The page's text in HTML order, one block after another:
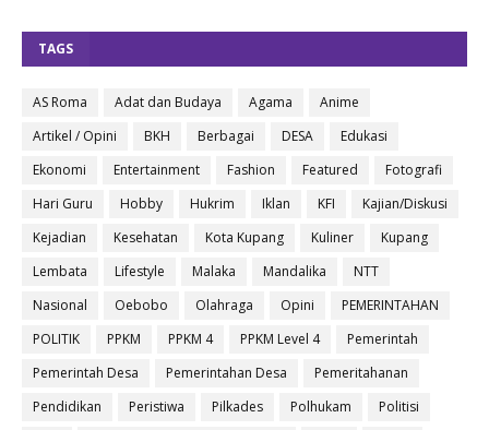
TAGS
AS Roma Adat dan Budaya Agama
Anime
Artikel / Opini
BKH Berbagai DESA
Edukasi
Ekonomi
Entertainment Fashion Featured
Fotografi
Hari Guru
Hobby Hukrim Iklan KFI
Kajian/Diskusi
Kejadian
Kesehatan Kota Kupang Kuliner
Kupang
Lembata
Lifestyle Malaka Mandalika
NTT
Nasional
Oebobo Olahraga Opini
PEMERINTAHAN
POLITIK
PPKM PPKM 4 PPKM Level 4
Pemerintah
Pemerintah Desa
Pemerintahan Desa
Pemeritahanan
Pendidikan
Peristiwa Pilkades Polhukam
Politisi